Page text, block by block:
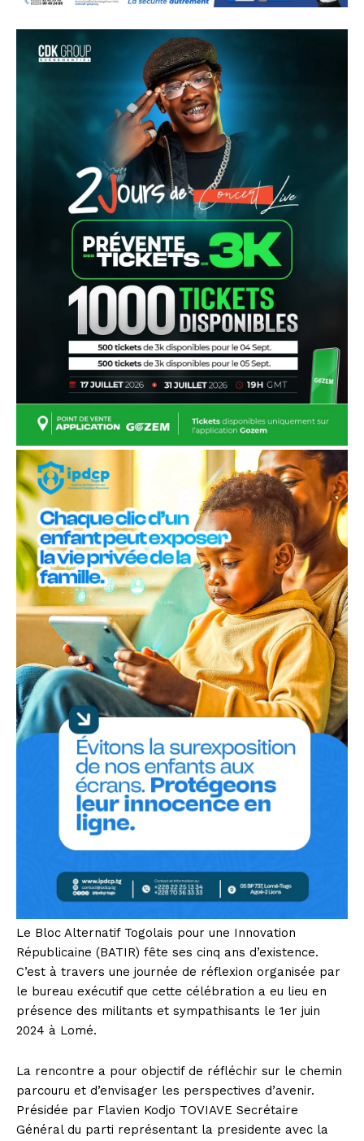
Le Bloc Alternatif Togolais pour une Innovation
Républicaine (BATIR) fête ses cinq ans d’existence.
C’est à travers une journée de réflexion organisée par
le bureau exécutif que cette célébration a eu lieu en
présence des militants et sympathisants le 1er juin
2024 à Lomé.
La rencontre a pour objectif de réfléchir sur le chemin
parcouru et d’envisager les perspectives d’avenir.
Présidée par Flavien Kodjo TOVIAVE Secrétaire
Général du parti représentant la presidente avec la